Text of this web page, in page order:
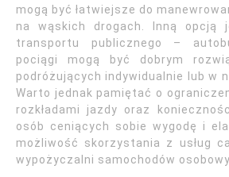
mogą być łatwiejsze do
na wąskich drogach. Inną opcją
transportu publicznego –
pociągi mogą być dobrym
podróżujących indywidualnie lub w
Warto jednak pamiętać o
rozkładami jazdy oraz
osób ceniących sobie wygodę i
możliwość skorzystania z usług
wypożyczalni samochodów